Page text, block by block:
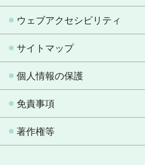
ウェブアクセシビリティ
サイトマップ
個人情報の保護
免責事項
著作権等